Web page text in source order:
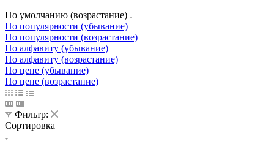
По умолчанию (возрастание)
По популярности (убывание)
По популярности (возрастание)
По алфавиту (убывание)
По алфавиту (возрастание)
По цене (убывание)
По цене (возрастание)
Фильтр:
Сортировка